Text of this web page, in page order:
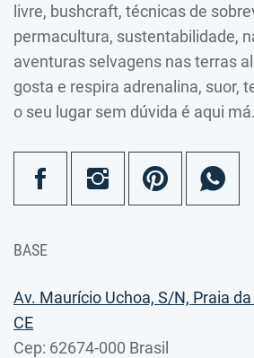
livre, bushcraft, técnicas de
permacultura, sustentabilidade,
aventuras selvagens nas terras
gosta e respira adrenalina, suor,
o seu lugar sem dúvida é aqui
BASE
Av. Maurício Uchoa, S/N, Praia
CE
Cep: 62674-000 Brasil